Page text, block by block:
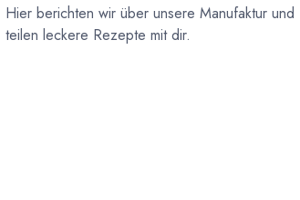
Hier berichten wir über unsere Manufaktur und
teilen leckere Rezepte mit dir.